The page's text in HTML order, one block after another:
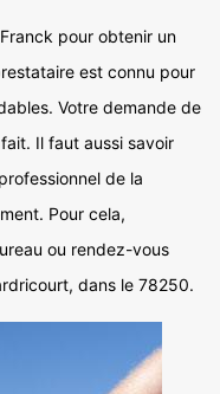
pour obtenir un
est connu pour
Votre demande de
Il faut aussi savoir
de la
Pour cela,
ou rendez-vous
dans le 78250.